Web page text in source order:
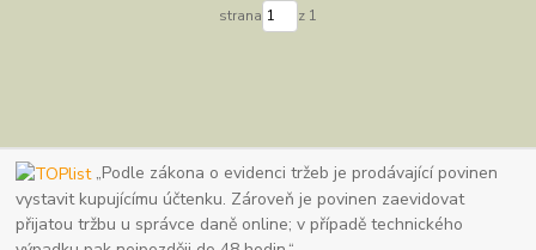
strana z 1
„Podle zákona o evidenci tržeb je prodávající povinen
vystavit kupujícímu účtenku. Zároveň je povinen zaevidovat
přijatou tržbu u správce daně online; v případě technického